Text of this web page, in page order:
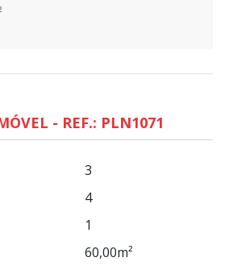
- REF.: PLN1071
3
4
1
60,00m²